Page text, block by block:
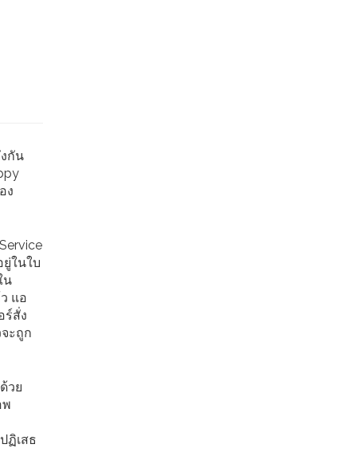
กัน
ง
ในใบ
น
แอ
ร์สั่ง
ะถูก
วย
พ
ฏิเสธ